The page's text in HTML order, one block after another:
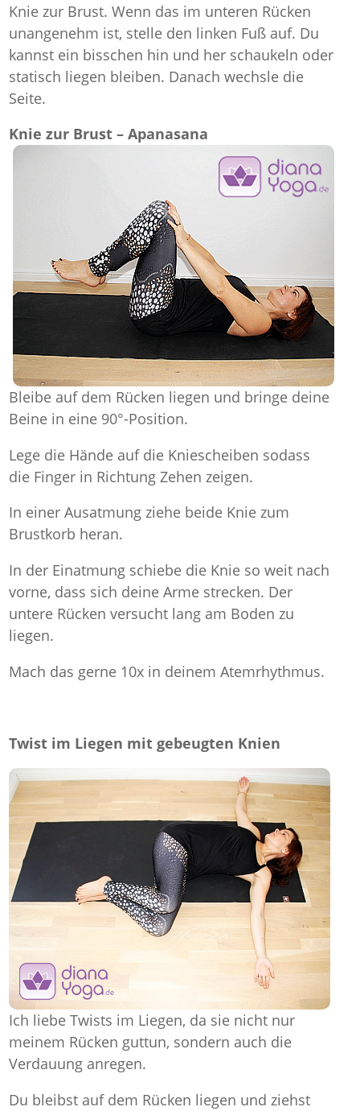
Knie zur Brust. Wenn das im unteren Rücken
unangenehm ist, stelle den linken Fuß auf. Du
kannst ein bisschen hin und her schaukeln oder
statisch liegen bleiben. Danach wechsle die
Seite.
Knie zur Brust – Apanasana
Bleibe auf dem Rücken liegen und bringe deine
Beine in eine 90°-Position.
Lege die Hände auf die Kniescheiben sodass
die Finger in Richtung Zehen zeigen.
In einer Ausatmung ziehe beide Knie zum
Brustkorb heran.
In der Einatmung schiebe die Knie so weit nach
vorne, dass sich deine Arme strecken. Der
untere Rücken versucht lang am Boden zu
liegen.
Mach das gerne 10x in deinem Atemrhythmus.
Twist im Liegen mit gebeugten Knien
Ich liebe Twists im Liegen, da sie nicht nur
meinem Rücken guttun, sondern auch die
Verdauung anregen.
Du bleibst auf dem Rücken liegen und ziehst